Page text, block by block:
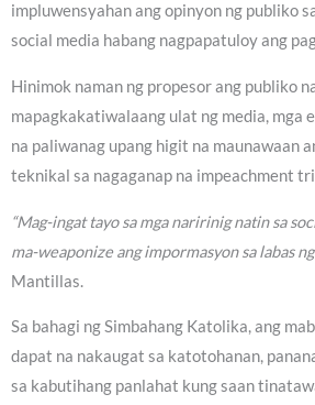
impluwensyahan ang opinyon ng publiko
social media habang nagpapatuloy ang
Hinimok naman ng propesor ang publiko
mapagkakatiwalaang ulat ng media, mga
na paliwanag upang higit na maunawaan
teknikal sa nagaganap na impeachment
“Mag-ingat tayo sa mga naririnig natin sa
ma-weaponize ang impormasyon sa labas
Mantillas.
Sa bahagi ng Simbahang Katolika, ang
dapat na nakaugat sa katotohanan,
sa kabutihang panlahat kung saan